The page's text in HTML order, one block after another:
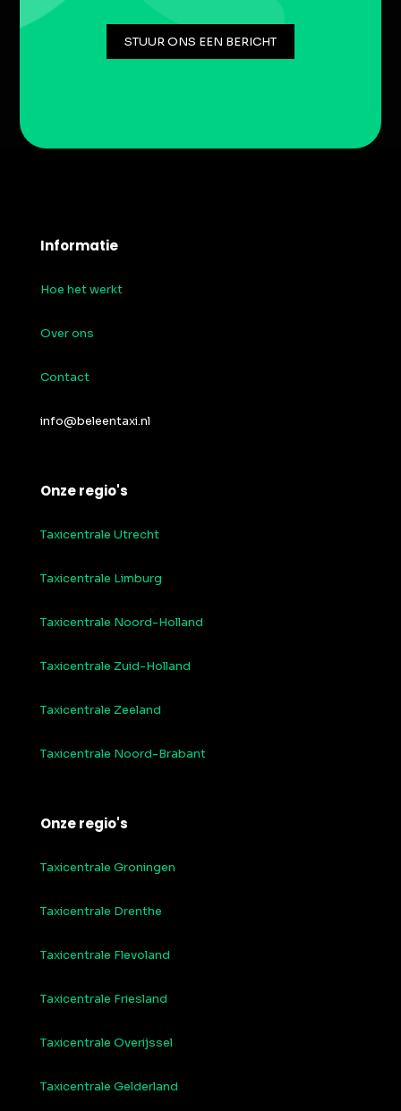
STUUR ONS EEN BERICHT
Informatie
Hoe het werkt
Over ons
Contact
info@beleentaxi.nl
Onze regio's
Taxicentrale Utrecht
Taxicentrale Limburg
Taxicentrale Noord-Holland
Taxicentrale Zuid-Holland
Taxicentrale Zeeland
Taxicentrale Noord-Brabant
Onze regio's
Taxicentrale Groningen
Taxicentrale Drenthe
Taxicentrale Flevoland
Taxicentrale Friesland
Taxicentrale Overijssel
Taxicentrale Gelderland